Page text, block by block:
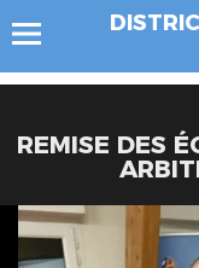
REMISE DES